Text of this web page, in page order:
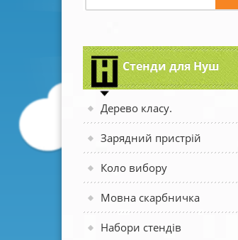
Стенди для Нуш
Дерево класу.
Зарядний пристрій
Коло вибору
Мовна скарбничка
Набори стендів